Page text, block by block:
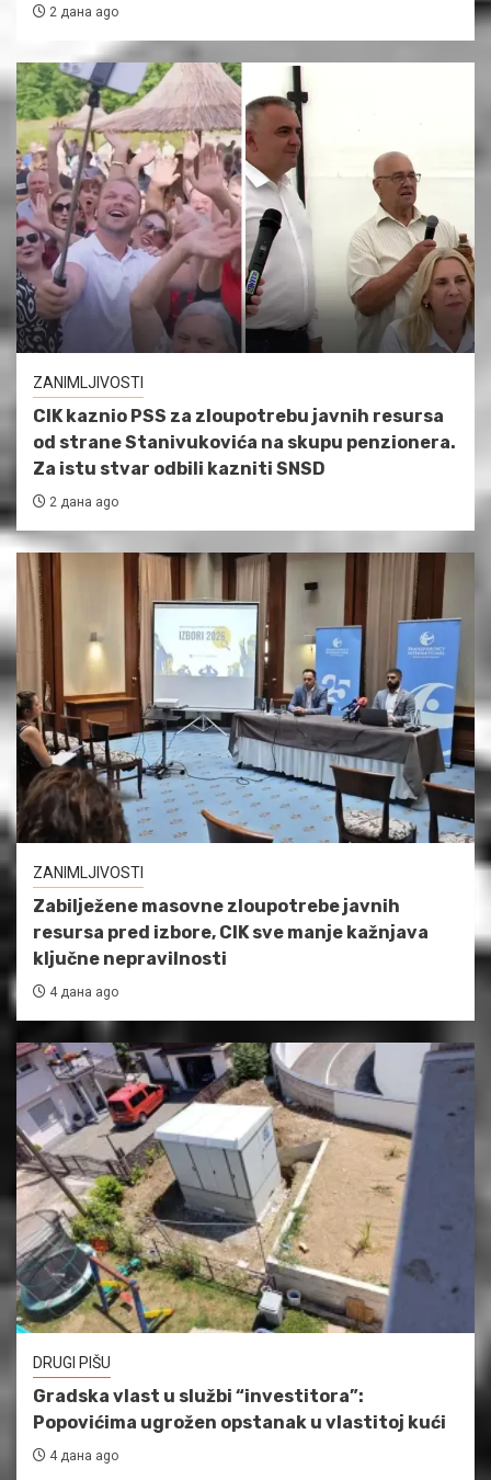
2 дана ago
ZANIMLJIVOSTI
CIK kaznio PSS za zloupotrebu javnih resursa
od strane Stanivukovića na skupu penzionera.
Za istu stvar odbili kazniti SNSD
2 дана ago
ZANIMLJIVOSTI
Zabilježene masovne zloupotrebe javnih
resursa pred izbore, CIK sve manje kažnjava
ključne nepravilnosti
4 дана ago
DRUGI PIŠU
Gradska vlast u službi “investitora”:
Popovićima ugrožen opstanak u vlastitoj kući
4 дана ago